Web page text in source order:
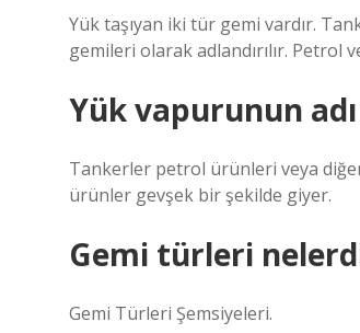
Yük taşıyan iki tür gemi vardır.
gemileri olarak adlandırılır. Petrol
Yük vapurunun
Tankerler petrol ürünleri veya
ürünler gevşek bir şekilde giyer.
Gemi türleri
Gemi Türleri Şemsiyeleri.